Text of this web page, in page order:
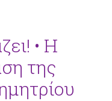
• Η
της